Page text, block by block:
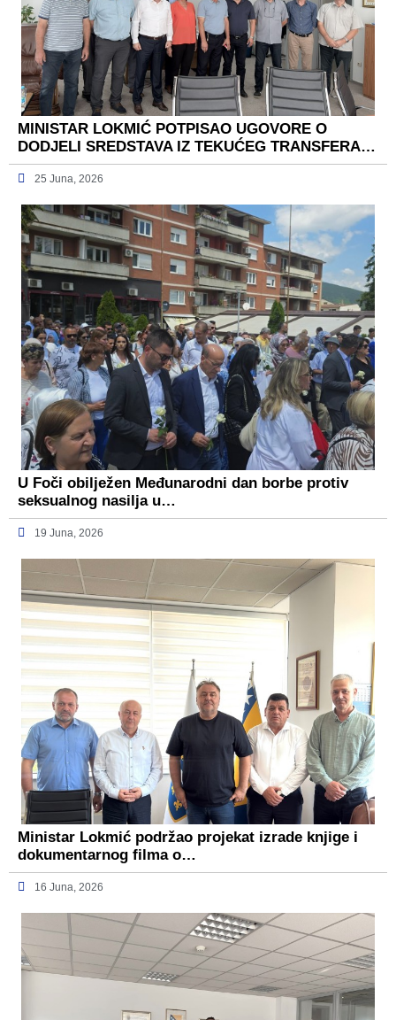
MINISTAR LOKMIĆ POTPISAO UGOVORE O
DODJELI SREDSTAVA IZ TEKUĆEG TRANSFERA…
25 Juna, 2026
U Foči obilježen Međunarodni dan borbe protiv
seksualnog nasilja u…
19 Juna, 2026
Ministar Lokmić podržao projekat izrade knjige i
dokumentarnog filma o…
16 Juna, 2026